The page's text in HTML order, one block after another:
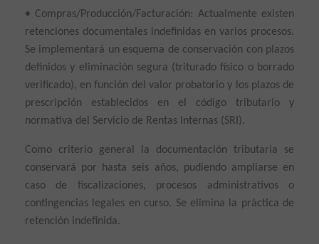
• Compras/Producción/Facturación: Actualmente existen
retenciones documentales indefinidas en varios procesos.
Se implementará un esquema de conservación con plazos
definidos y eliminación segura (triturado físico o borrado
verificado), en función del valor probatorio y los plazos de
prescripción establecidos en el código tributario y
normativa del Servicio de Rentas Internas (SRI).
Como criterio general la documentación tributaria se
conservará por hasta seis años, pudiendo ampliarse en
caso de fiscalizaciones, procesos administrativos o
contingencias legales en curso. Se elimina la práctica de
retención indefinida.